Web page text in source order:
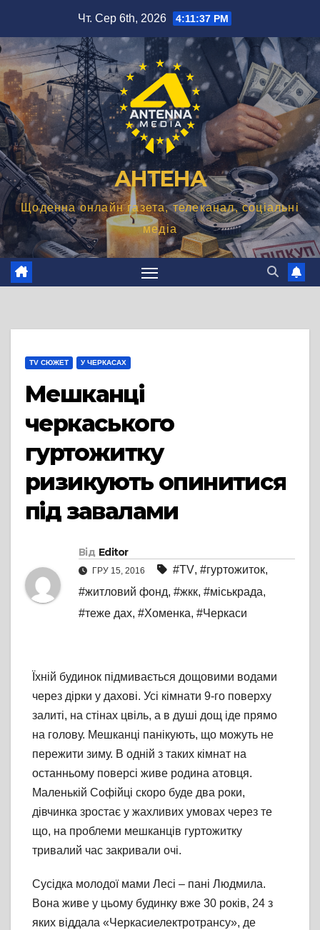
вмісту
Чт. Сер 6th, 2026 4:11:38 PM
АНТЕНА
Щоденна онлайн газета, телеканал, соціальні
медіа
TV СЮЖЕТ У ЧЕРКАСАХ
Мешканці
черкаського
гуртожитку
ризикують опинитися
під завалами
Від Editor
ГРУ 15, 2016 #TV, #гуртожиток,
#житловий фонд, #жкк, #міськрада,
#теже дах, #Хоменка, #Черкаси
Їхній будинок підмивається дощовими водами
через дірки у дахові. Усі кімнати 9-го поверху
залиті, на стінах цвіль, а в душі дощ іде прямо
на голову. Мешканці панікують, що можуть не
пережити зиму. В одній з таких кімнат на
останньому поверсі живе родина атовця.
Маленькій Софійці скоро буде два роки,
дівчинка зростає у жахливих умовах через те
що, на проблеми мешканців гуртожитку
тривалий час закривали очі.
Сусідка молодої мами Лесі – пані Людмила.
Вона живе у цьому будинку вже 30 років, 24 з
яких віддала «Черкасиелектротрансу», де